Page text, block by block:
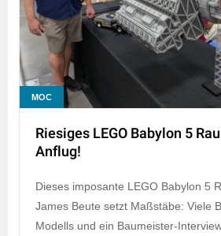
MOC
Riesiges LEGO Babylon 5
Anflug!
Dieses imposante LEGO Babylon 5
James Beute setzt Maßstäbe: Viele
Modells und ein Baumeister-